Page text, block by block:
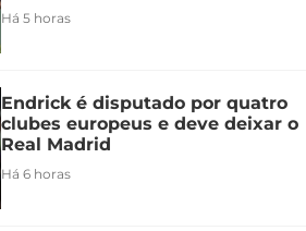
Há 5 horas
Endrick é disputado por quatro
clubes europeus e deve deixar o
Real Madrid
Há 6 horas